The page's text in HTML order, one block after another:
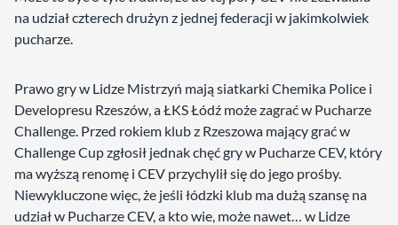
na udział czterech drużyn z jednej federacji w jakimkolwiek
pucharze.
Prawo gry w Lidze Mistrzyń mają siatkarki Chemika Police i
Developresu Rzeszów, a ŁKS Łódź może zagrać w Pucharze
Challenge. Przed rokiem klub z Rzeszowa mający grać w
Challenge Cup zgłosił jednak chęć gry w Pucharze CEV, który
ma wyższą renomę i CEV przychylił się do jego prośby.
Niewykluczone więc, że jeśli łódzki klub ma dużą szansę na
udział w Pucharze CEV, a kto wie, może nawet… w Lidze